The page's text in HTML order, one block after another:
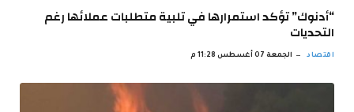
“أدنوك” تؤكد استمرارها في تلبية متطلبات عملائها رغم
التحديات
اقتصاد الجمعة 07 أغسطس 11:28 م